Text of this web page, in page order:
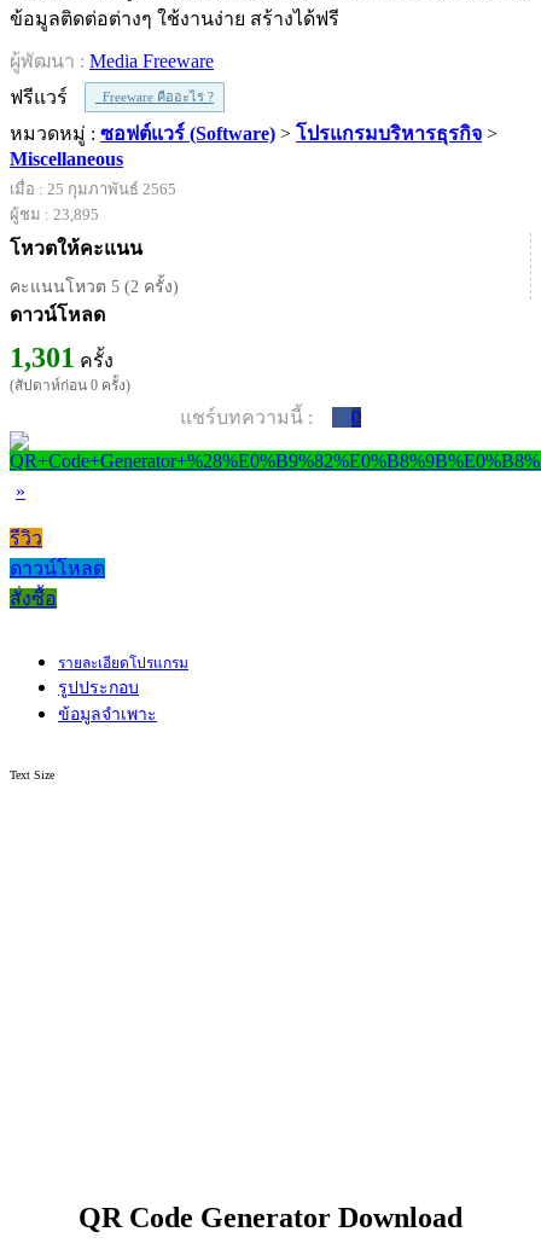
ข้อมูลติดต่อต่างๆ ใช้งานง่าย สร้างได้ฟรี
ผู้พัฒนา : Media Freeware
ฟรีแวร์
Freeware คืออะไร ?
หมวดหมู่ : ซอฟต์แวร์ (Software) > โปรแกรมบริหารธุรกิจ >
Miscellaneous
เมื่อ : 25 กุมภาพันธ์ 2565
ผู้ชม : 23,895
โหวตให้คะแนน
คะแนนโหวต 5 (2 ครั้ง)
ดาวน์โหลด
1,301 ครั้ง
(สัปดาห์ก่อน 0 ครั้ง)
แชร์บทความนี้ : 0
»
รีวิว
ดาวน์โหลด
สั่งซื้อ
รายละเอียดโปรแกรม
รูปประกอบ
ข้อมูลจำเพาะ
Text Size
QR Code Generator Download